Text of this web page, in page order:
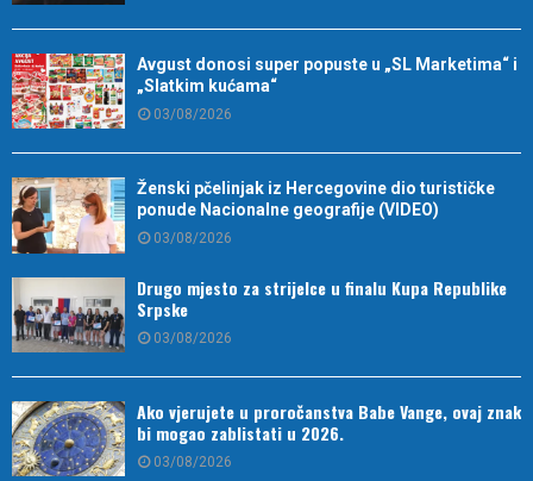
Avgust donosi super popuste u „SL Marketima“ i
„Slatkim kućama“
03/08/2026
Ženski pčelinjak iz Hercegovine dio turističke
ponude Nacionalne geografije (VIDEO)
03/08/2026
Drugo mjesto za strijelce u finalu Kupa Republike
Srpske
03/08/2026
Ako vjerujete u proročanstva Babe Vange, ovaj znak
bi mogao zablistati u 2026.
03/08/2026